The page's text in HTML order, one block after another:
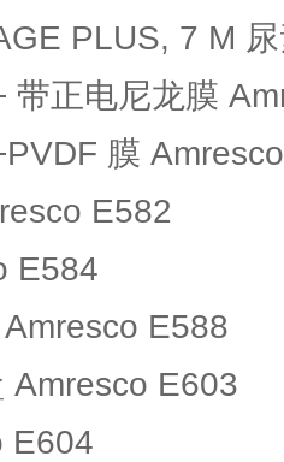
PLUS, 7 M
带正电尼龙膜
膜
E582
E584
E588
Amresco E603
E604